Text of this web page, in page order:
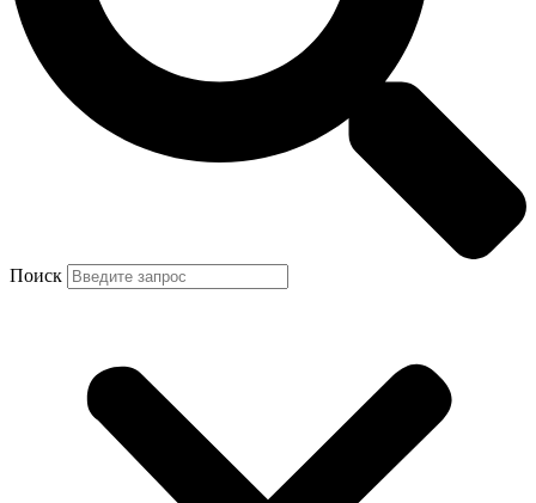
Поиск